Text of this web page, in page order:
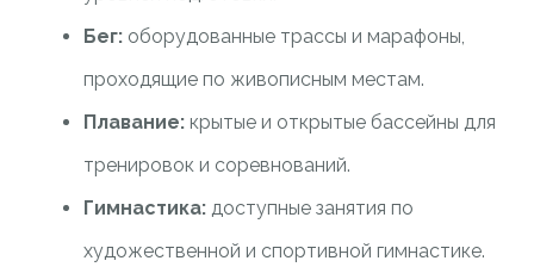
Бег:оборудованные трассы и марафоны,
проходящие по живописным местам.
Плавание:крытые и открытые бассейны для
тренировок и соревнований.
Гимнастика:доступные занятия по
художественной и спортивной гимнастике.